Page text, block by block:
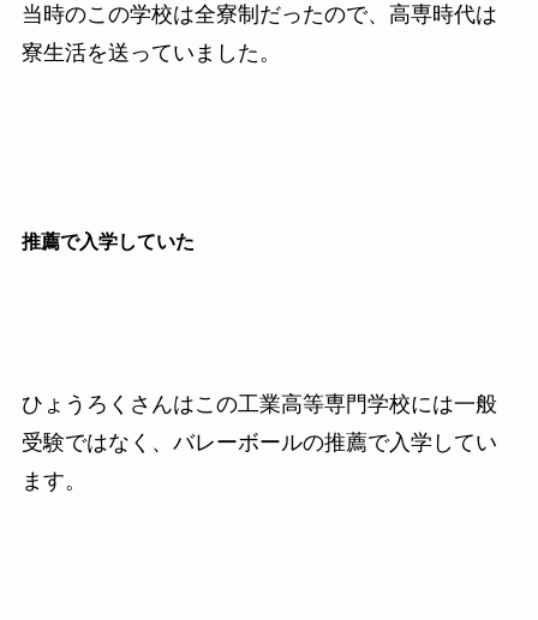
当時のこの学校は全寮制だったので、高専時代は
寮生活を送っていました。
推薦で入学していた
ひょうろくさんはこの工業高等専門学校には一般
受験ではなく、バレーボールの推薦で入学してい
ます。